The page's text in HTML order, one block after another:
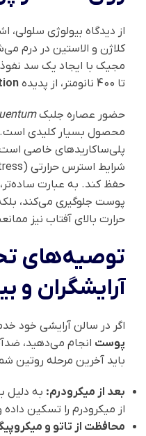
کلاژن و الاستین در درم
تا 400 نانومتر، از پدیده
حضور عصاره جلبک
محصول بسیار کلیدی است.
پلی‌ساکاریدهای خاصی
حفظ کند. به عبارت
پوست جلوگیری می‌کند،
حرارت بالای آفتاب نیز
توصیه‌های
آرایشگران و
اگر در سالن آرایشی خود
پوست انجام می‌دهید،
باید آخرین مرحله روتین
بعد از میکرودرم: به دلیل
از میکرودرم را تسکین
محافظت از تاتو و